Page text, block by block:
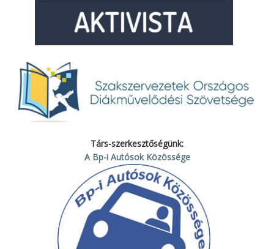
Társ-szerkesztőségünk:
A Bp-i Autósok Közössége